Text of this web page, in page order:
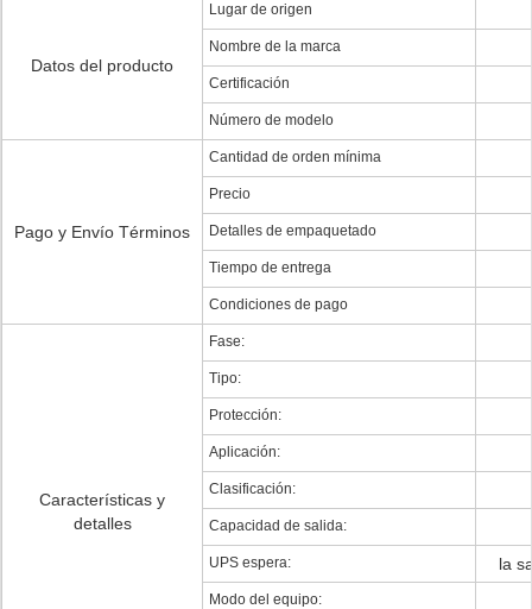
Datos del producto
Lugar de origen
Nombre de la marca
Certificación
Número de modelo
Pago y Envío Términos
Cantidad de orden mínima
Precio
Detalles de empaquetado
Tiempo de entrega
Condiciones de pago
Características y
detalles
Fase:
Tipo:
Protección:
Aplicación:
Clasificación:
Capacidad de salida:
UPS espera: la
Modo del equipo: